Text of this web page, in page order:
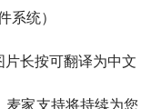
系统）
长按可翻译为中文
麦家支持将持续为您